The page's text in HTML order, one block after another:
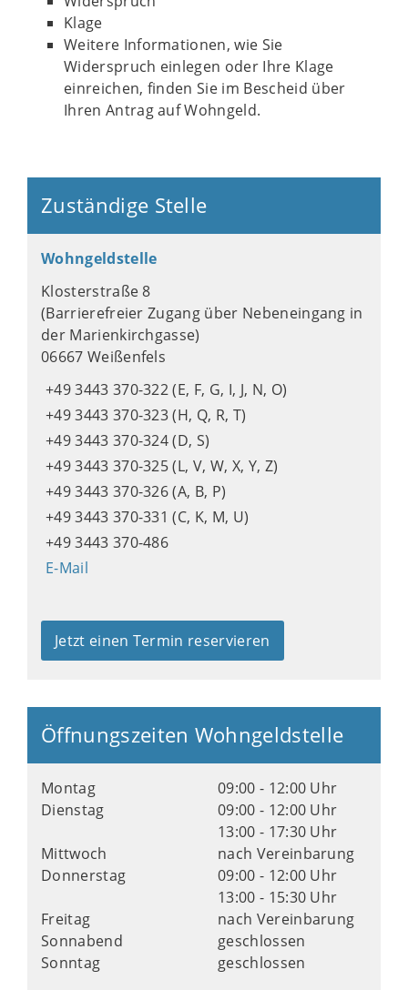
Klage
Weitere Informationen, wie Sie
Widerspruch einlegen oder Ihre Klage
einreichen, finden Sie im Bescheid über
Ihren Antrag auf Wohngeld.
Zuständige Stelle
Wohngeldstelle
Klosterstraße 8
(Barrierefreier Zugang über Nebeneingang in
der Marienkirchgasse)
06667 Weißenfels
+49 3443 370-322 (E, F, G, I, J, N, O)
+49 3443 370-323 (H, Q, R, T)
+49 3443 370-324 (D, S)
+49 3443 370-325 (L, V, W, X, Y, Z)
+49 3443 370-326 (A, B, P)
+49 3443 370-331 (C, K, M, U)
+49 3443 370-486
E-Mail
Jetzt einen Termin reservieren
Öffnungszeiten Wohngeldstelle
Montag
09:00 - 12:00 Uhr
Dienstag
09:00 - 12:00 Uhr
13:00 - 17:30 Uhr
Mittwoch
nach Vereinbarung
Donnerstag
09:00 - 12:00 Uhr
13:00 - 15:30 Uhr
Freitag
nach Vereinbarung
Sonnabend
geschlossen
Sonntag
geschlossen